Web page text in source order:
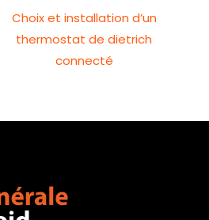
Choix et installation d’un
thermostat de dietrich
connecté